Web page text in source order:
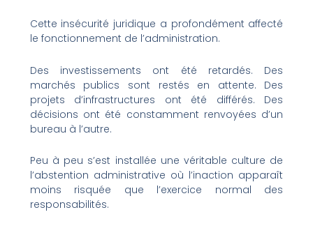
Cette insécurité juridique a profondément affecté
le fonctionnement de l’administration.
Des investissements ont été retardés. Des
marchés publics sont restés en attente. Des
projets d’infrastructures ont été différés. Des
décisions ont été constamment renvoyées d’un
bureau à l’autre.
Peu à peu s’est installée une véritable culture de
l’abstention administrative où l’inaction apparaît
moins risquée que l’exercice normal des
responsabilités.